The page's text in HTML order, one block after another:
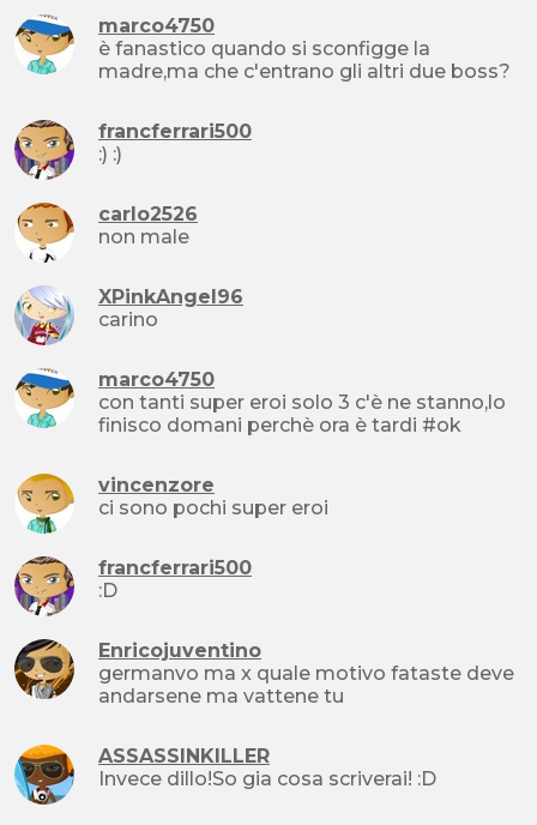
marco4750
è fanastico quando si sconfigge la
madre,ma che c'entrano gli altri due boss?
francferrari500
:) :)
carlo2526
non male
XPinkAngel96
carino
marco4750
con tanti super eroi solo 3 c'è ne stanno,lo
finisco domani perchè ora è tardi #ok
vincenzore
ci sono pochi super eroi
francferrari500
:D
Enricojuventino
germanvo ma x quale motivo fataste deve
andarsene ma vattene tu
ASSASSINKILLER
Invece dillo!So gia cosa scriverai! :D